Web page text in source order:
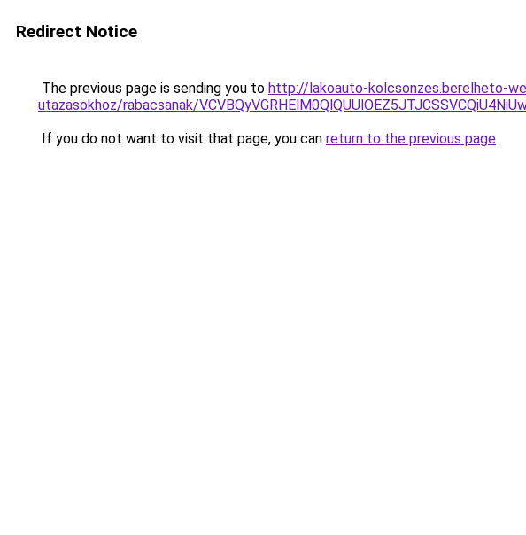
Redirect Notice
The previous page is sending you to http://lakoauto-kolcsonzes.berelheto-
utazasokhoz/rabacsanak/
If you do not want to visit that page, you can return to the previous page.